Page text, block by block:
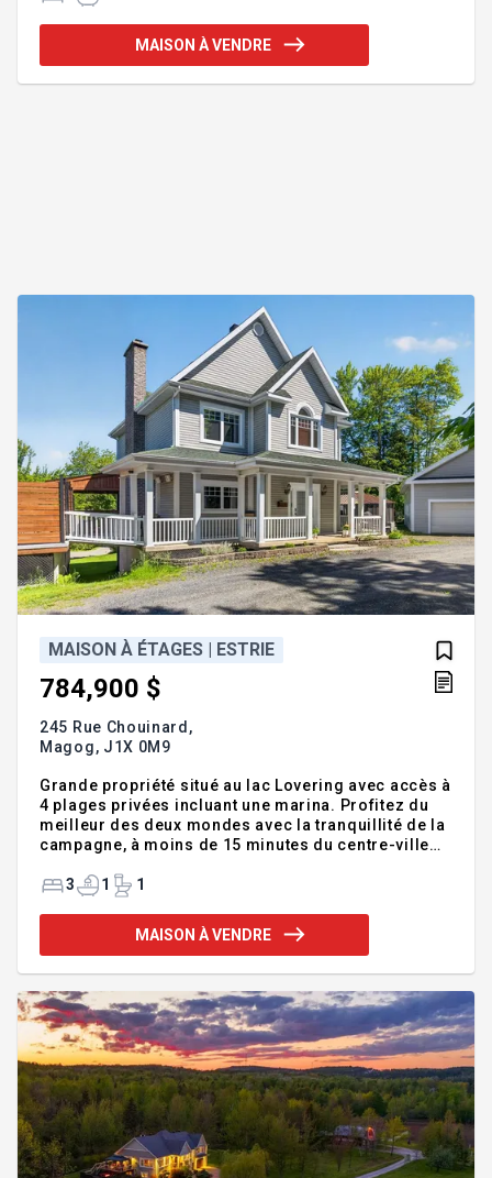
avec quai pour bateau à moteur et installations de
kayak. Doté d'un foyer au bois et d'un confort
MAISON À VENDRE
MAISON À ÉTAGES | ESTRIE
784,900 $
245 Rue Chouinard,
Magog, J1X 0M9
Grande propriété situé au lac Lovering avec accès à
4 plages privées incluant une marina. Profitez du
meilleur des deux mondes avec la tranquillité de la
campagne, à moins de 15 minutes du centre-ville
grandes pièces lumineuses, des aires ouvertes
conviviales, un rez-de-jardin polyvalent ainsi qu'un
garage double avec rangement à l'étage. Entourée
de nature, cette propriété est idéale pour une
constater par vous-même que cette propriété saura
ré
3 1 1
MAISON À VENDRE